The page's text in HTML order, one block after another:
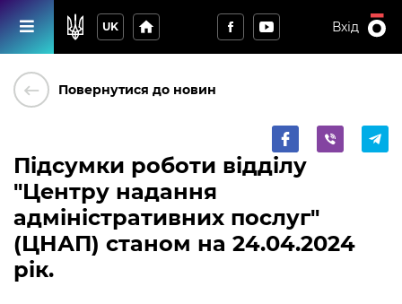
UK home Вхід
keyboard_backspace Повернутися до новин
Підсумки роботи відділу
"Центру надання
адміністративних послуг"
(ЦНАП) станом на 24.04.2024
рік.